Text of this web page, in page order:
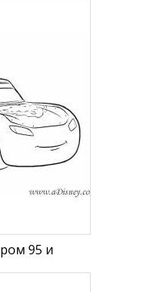
95 и